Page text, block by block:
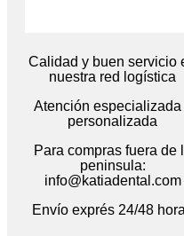
Calidad y buen servicio
nuestra red logística
Atención especializada
personalizada
Para compras fuera de
peninsula:
info@katiadental.com
Envío exprés 24/48